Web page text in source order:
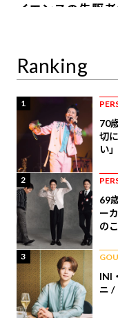
イエンスの先駆者
Ranking
1
70
切
い」
2
69
ー
の
3
INI
ニ /